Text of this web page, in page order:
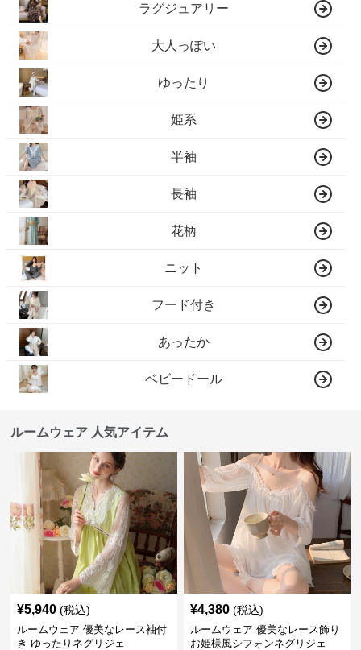
ラグジュアリー
大人っぽい
ゆったり
姫系
半袖
長袖
花柄
ニット
フード付き
あったか
ベビードール
ルームウェア 人気アイテム
¥5,940 (税込)
ルームウェア 優美なレース袖付
き ゆったりネグリジェ
¥4,380 (税込)
ルームウェア 優美なレース飾り
お姫様風シフォンネグリジェ